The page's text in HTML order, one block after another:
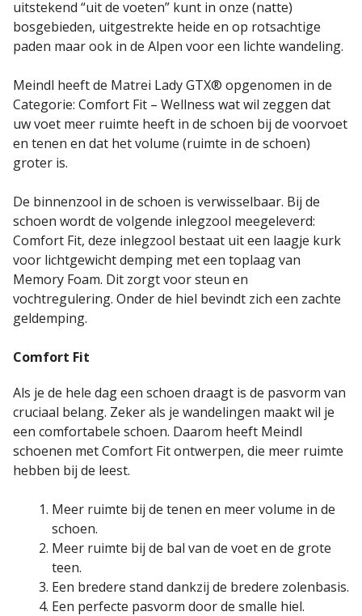
uitstekend “uit de voeten” kunt in onze (natte)
bosgebieden, uitgestrekte heide en op rotsachtige
paden maar ook in de Alpen voor een lichte wandeling.
Meindl heeft de Matrei Lady GTX® opgenomen in de
Categorie: Comfort Fit – Wellness wat wil zeggen dat
uw voet meer ruimte heeft in de schoen bij de voorvoet
en tenen en dat het volume (ruimte in de schoen)
groter is.
De binnenzool in de schoen is verwisselbaar. Bij de
schoen wordt de volgende inlegzool meegeleverd:
Comfort Fit, deze inlegzool bestaat uit een laagje kurk
voor lichtgewicht demping met een toplaag van
Memory Foam. Dit zorgt voor steun en
vochtregulering. Onder de hiel bevindt zich een zachte
geldemping.
Comfort Fit
Als je de hele dag een schoen draagt is de pasvorm van
cruciaal belang. Zeker als je wandelingen maakt wil je
een comfortabele schoen. Daarom heeft Meindl
schoenen met Comfort Fit ontwerpen, die meer ruimte
hebben bij de leest.
Meer ruimte bij de tenen en meer volume in de
schoen.
Meer ruimte bij de bal van de voet en de grote
teen.
Een bredere stand dankzij de bredere zolenbasis.
Een perfecte pasvorm door de smalle hiel.